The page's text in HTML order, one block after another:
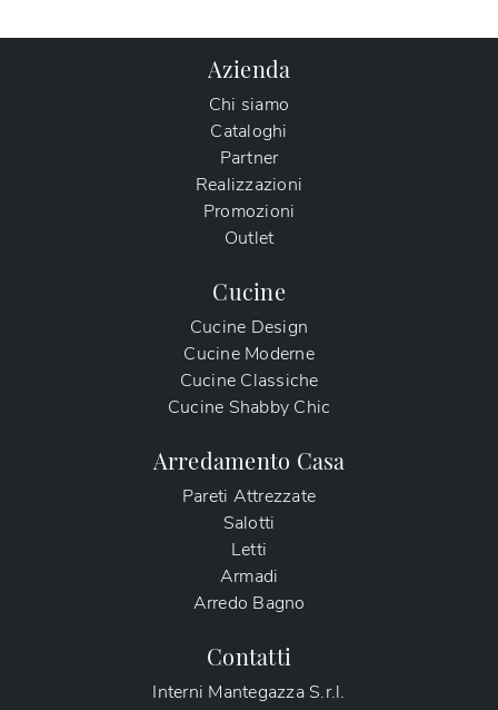
Azienda
Chi siamo
Cataloghi
Partner
Realizzazioni
Promozioni
Outlet
Cucine
Cucine Design
Cucine Moderne
Cucine Classiche
Cucine Shabby Chic
Arredamento Casa
Pareti Attrezzate
Salotti
Letti
Armadi
Arredo Bagno
Contatti
Interni Mantegazza S.r.l.